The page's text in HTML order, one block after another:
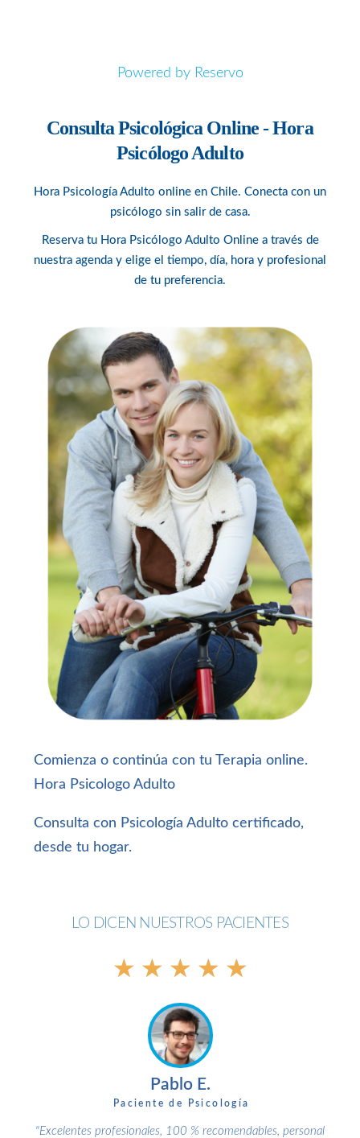
Consulta Psicológica Online - Hora
Psicólogo Adulto
Hora Psicología Adulto online en Chile. Conecta con un
psicólogo sin salir de casa.
Reserva tu Hora Psicólogo Adulto Online a través de
nuestra agenda y elige el tiempo, día, hora y profesional
de tu preferencia.
Comienza o continúa con tu Terapia online.
Hora Psicologo Adulto
Consulta con Psicología Adulto certificado,
desde tu hogar.
Powered by Reservo
LO DICEN NUESTROS PACIENTES
★ ★ ★ ★ ★
Pablo E.
Paciente de Psicología
"Excelentes profesionales, 100 % recomendables, personal